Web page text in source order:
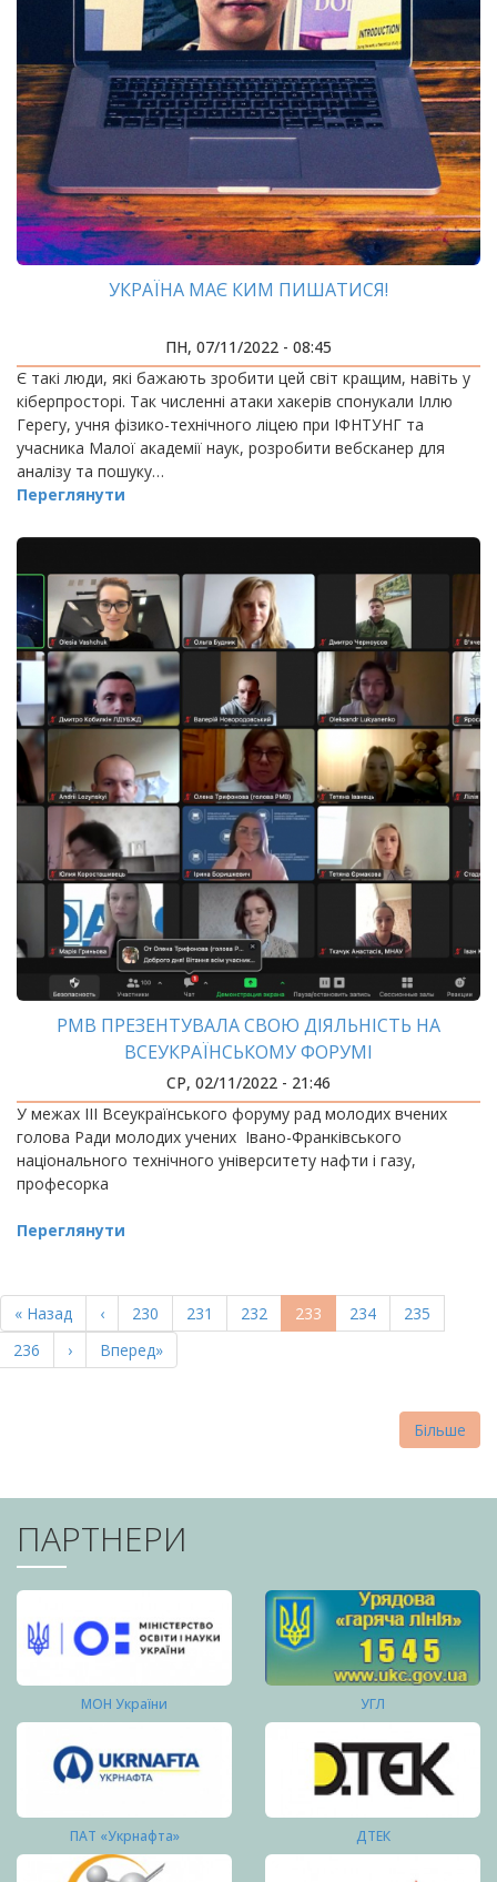
УКРАЇНА МАЄ КИМ ПИШАТИСЯ!
ПН, 07/11/2022 - 08:45
Є такі люди, які бажають зробити цей світ кращим, навіть у
кіберпросторі. Так численні атаки хакерів спонукали Іллю
Герегу, учня фізико-технічного ліцею при ІФНТУНГ та
учасника Малої академії наук, розробити вебсканер для
аналізу та пошуку…
Переглянути
РМВ ПРЕЗЕНТУВАЛА СВОЮ ДІЯЛЬНІСТЬ НА
ВСЕУКРАЇНСЬКОМУ ФОРУМІ
СР, 02/11/2022 - 21:46
У межах ІІІ Всеукраїнського форуму рад молодих вчених
голова Ради молодих учених Івано-Франківського
національного технічного університету нафти і газу,
професорка
Переглянути
НА
СТОРІНКИ
Перша
сторінка
« Назад
Попередня
сторінка
‹ Page
230 Page
231 Page
232
Поточна
сторінка
233 Page
234 Page
235
Page
236
Наступна
сторінка
›
Остання
сторінка
Вперед»
Більше
ПАРТНЕРИ
МОН України УГЛ
ПАТ «Укрнафта» ДТЕК